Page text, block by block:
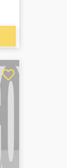
favorite_border